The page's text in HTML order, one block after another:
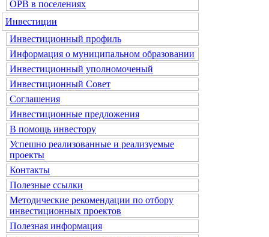
ОРВ в поселениях
Инвестиции
Инвестиционный профиль
Информация о муниципальном образовании
Инвестиционный уполномоченый
Инвестиционный Совет
Соглашения
Инвестиционные предложения
В помощь инвестору
Успешно реализованные и реализуемые
проекты
Контакты
Полезные ссылки
Методические рекомендации по отбору
инвестиционных проектов
Полезная информация